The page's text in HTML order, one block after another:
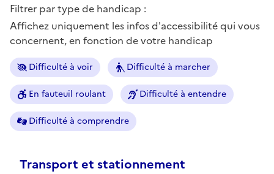
Filtrer par type de handicap :
Affichez uniquement les infos d'accessibilité qui vous
concernent, en fonction de votre handicap
Difficulté à voir Difficulté à marcher
En fauteuil roulant Difficulté à entendre
Difficulté à comprendre
Transport et stationnement